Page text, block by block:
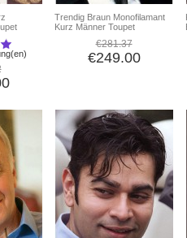
Trendig Braun Monofilamant
Kurz Männer Toupet
€281.37
€249.00